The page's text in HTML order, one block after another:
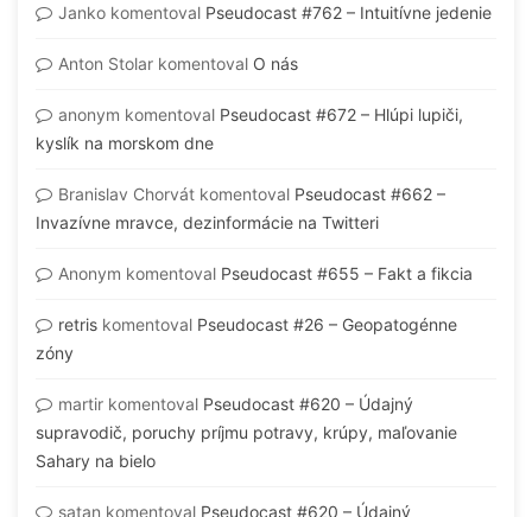
Janko komentoval Pseudocast #762 – Intuitívne jedenie
Anton Stolar komentoval O nás
anonym komentoval Pseudocast #672 – Hlúpi lupiči,
kyslík na morskom dne
Branislav Chorvát komentoval Pseudocast #662 –
Invazívne mravce, dezinformácie na Twitteri
Anonym komentoval Pseudocast #655 – Fakt a fikcia
retris komentoval Pseudocast #26 – Geopatogénne
zóny
martir komentoval Pseudocast #620 – Údajný
supravodič, poruchy príjmu potravy, krúpy, maľovanie
Sahary na bielo
satan komentoval Pseudocast #620 – Údajný